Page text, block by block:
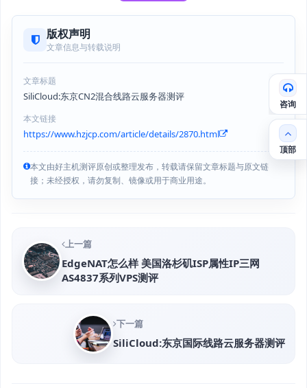
版权声明
文章信息与转载说明
文章标题
SiliCloud:东京CN2混合线路云服务器测评
本文链接
https://www.hzjcp.com/article/details/2870.html
本文由好主机测评原创或整理发布，转载请保留文章标题与原文链
接；未经授权，请勿复制、镜像或用于商业用途。
上一篇
EdgeNAT怎么样 美国洛杉矶ISP属性IP三网
AS4837系列VPS测评
下一篇
SiliCloud:东京国际线路云服务器测评
咨询
顶部